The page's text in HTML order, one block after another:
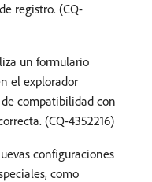
registro. (CQ-
un formulario
el explorador
compatibilidad con
(CQ-4352216)
configuraciones
como